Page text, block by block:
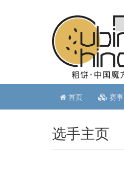
首页 赛事
选手主页